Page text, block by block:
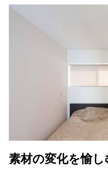
素材の変化を愉し